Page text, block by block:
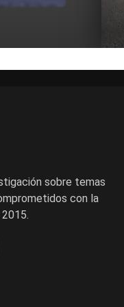
sobre temas
con la